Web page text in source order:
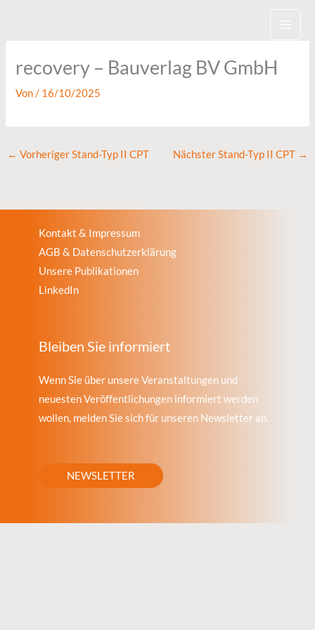
recovery – Bauverlag BV GmbH
Von/ 16/10/2025
← Vorheriger Stand-Typ II CPT Nächster Stand-Typ II CPT →
Kontakt & Impressum
AGB & Datenschutzerklärung
Unsere Publikationen
LinkedIn
Bleiben Sie informiert
Wenn Sie über unsere Veranstaltungen und
neuesten Veröffentlichungen informiert werden
wollen, melden Sie sich für unseren Newsletter an.
NEWSLETTER